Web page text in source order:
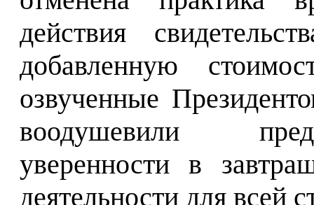
действия
добавленную
озвученные
воодушевили
уверенности в
деятельности для всей